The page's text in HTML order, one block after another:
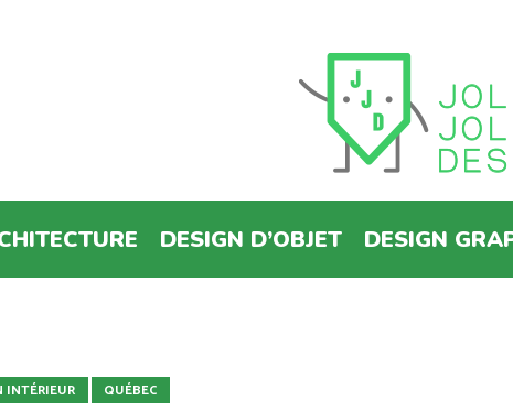
DESIGN D’OBJET DESIGN
INTÉRIEUR QUÉBEC